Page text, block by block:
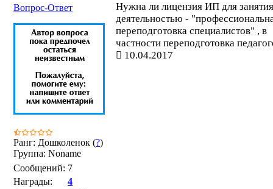
Вопрос-Ответ
Ранг: Дошколенок (?)
Группа: Noname
Сообщений: 7
Награды:
4
Нужна ли лицензия ИП для занятия
деятельностью -
переподготовка специалистов" , в
частности переподготовка
10.04.2017